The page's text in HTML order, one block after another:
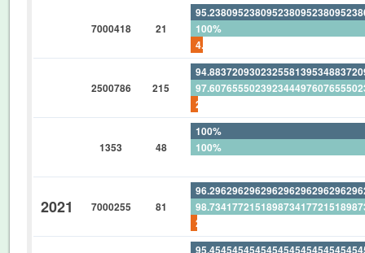
7000418 21
100%
2500786 215
1353 48
100%
100%
2021 7000255 81